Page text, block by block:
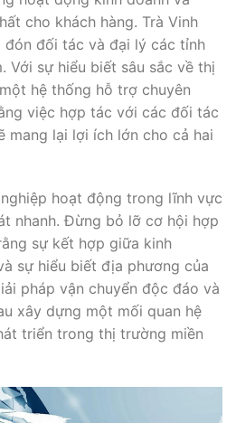
cho khách hàng. Trà Vinh
đón đối tác và đại lý các tỉnh
Với sự hiểu biết sâu sắc về thị
hệ thống hỗ trợ chuyên
việc hợp tác với các đối tác
mang lại lợi ích lớn cho cả hai
hoạt động trong lĩnh vực
nhanh. Đừng bỏ lỡ cơ hội hợp
sự kết hợp giữa kinh
sự hiểu biết địa phương của
pháp vận chuyển độc đáo và
xây dựng một mối quan hệ
triển trong thị trường miền